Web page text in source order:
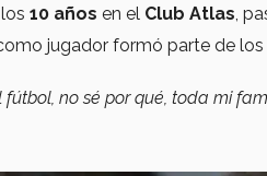
10 años en el Club Atlas ,
jugador formó parte de los
fútbol, no sé por qué, toda mi